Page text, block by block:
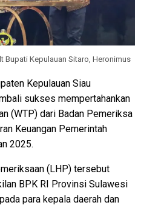
Bupati Kepulauan Sitaro, Heronimus
Kepulauan Siau
sukses mempertahankan
(WTP) dari Badan Pemeriksa
Keuangan Pemerintah
2025.
(LHP) tersebut
BPK RI Provinsi Sulawesi
para kepala daerah dan